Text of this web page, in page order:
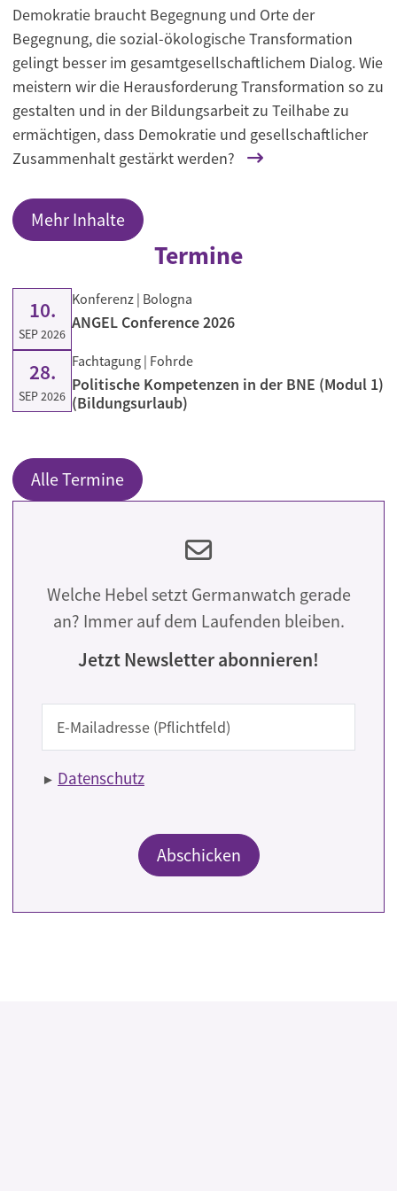
Demokratie braucht Begegnung und Orte der
Begegnung, die sozial-ökologische Transformation
gelingt besser im gesamtgesellschaftlichem Dialog. Wie
meistern wir die Herausforderung Transformation so zu
gestalten und in der Bildungsarbeit zu Teilhabe zu
ermächtigen, dass Demokratie und gesellschaftlicher
Zusammenhalt gestärkt werden?
Mehr Inhalte
Termine
10.
SEP 2026
Konferenz | Bologna
ANGEL Conference 2026
28.
SEP 2026
Fachtagung | Fohrde
Politische Kompetenzen in der BNE (Modul 1)
(Bildungsurlaub)
Alle Termine
Welche Hebel setzt Germanwatch gerade
an? Immer auf dem Laufenden bleiben.
Jetzt Newsletter abonnieren!
Datenschutz